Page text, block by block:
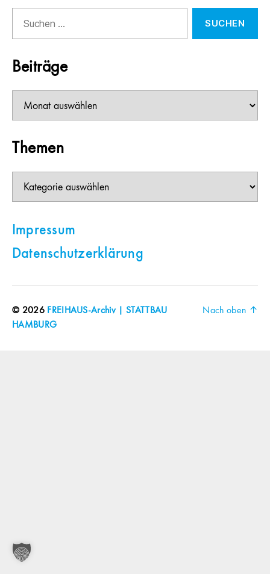
nach:
Beiträge
Themen
Impressum
Datenschutzerklärung
© 2026 FREIHAUS-Archiv | STATTBAU
HAMBURG
Nach oben ↑